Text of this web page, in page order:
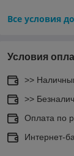
Все условия
Условия
>>
>>
Оплата по
Интернет-